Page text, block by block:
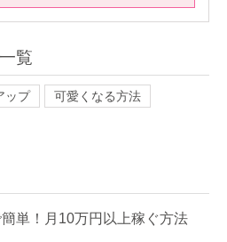
覧
ップ
可愛くなる方法
単！月10万円以上稼ぐ方法